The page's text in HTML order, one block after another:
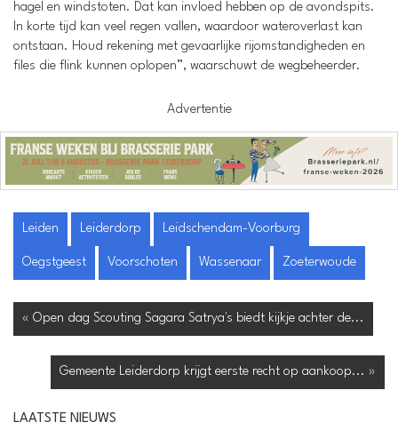
hagel en windstoten. Dat kan invloed hebben op de avondspits.
In korte tijd kan veel regen vallen, waardoor wateroverlast kan
ontstaan. Houd rekening met gevaarlijke rijomstandigheden en
files die flink kunnen oplopen”, waarschuwt de wegbeheerder.
Advertentie
Leiden Leiderdorp Leidschendam-Voorburg
Oegstgeest Voorschoten Wassenaar Zoeterwoude
« Open dag Scouting Sagara Satrya's biedt kijkje achter de...
Gemeente Leiderdorp krijgt eerste recht op aankoop... »
LAATSTE NIEUWS